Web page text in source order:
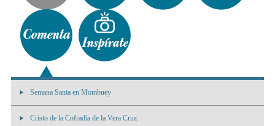
Semana Santa en Mombuey
Cristo de la Cofradía de la Vera Cruz